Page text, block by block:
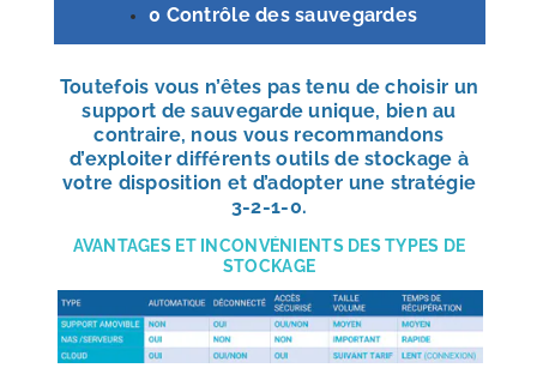
0 Contrôle des sauvegardes
Toutefois vous n’êtes pas tenu de choisir un
support de sauvegarde unique, bien au
contraire, nous vous recommandons
d’exploiter différents outils de stockage à
votre disposition et d’adopter une stratégie
3-2-1-0.
AVANTAGES ET INCONVÉNIENTS DES TYPES DE
STOCKAGE